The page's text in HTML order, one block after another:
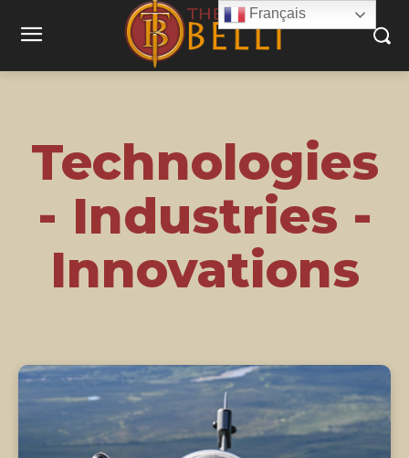
Technologies
- Industries -
Innovations
Français